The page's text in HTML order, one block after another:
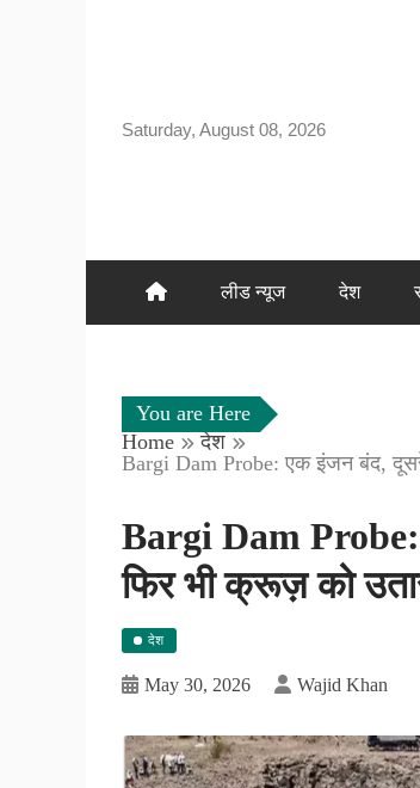
Saturday, August 08, 2026
लीड न्यूज देश
You are Here
Home
देश
Bargi Dam Probe: एक इंजन बंद,
Bargi Dam
फिर भी क्रूज़ को
देश
May 30, 2026 Wajid Khan